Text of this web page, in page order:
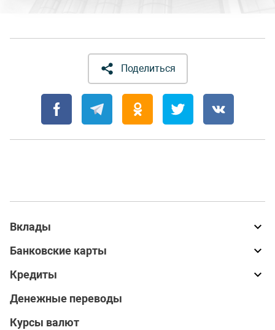
Поделиться
Вклады
Банковские карты
Кредиты
Денежные переводы
Курсы валют